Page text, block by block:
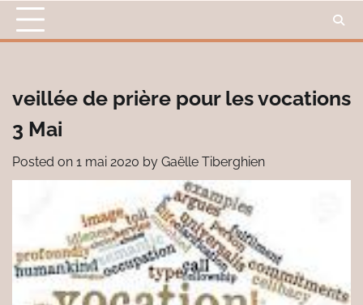
Skip
content
veillée de prière pour les vocations
3 Mai
Posted on 1 mai 2020 by Gaëlle Tiberghien